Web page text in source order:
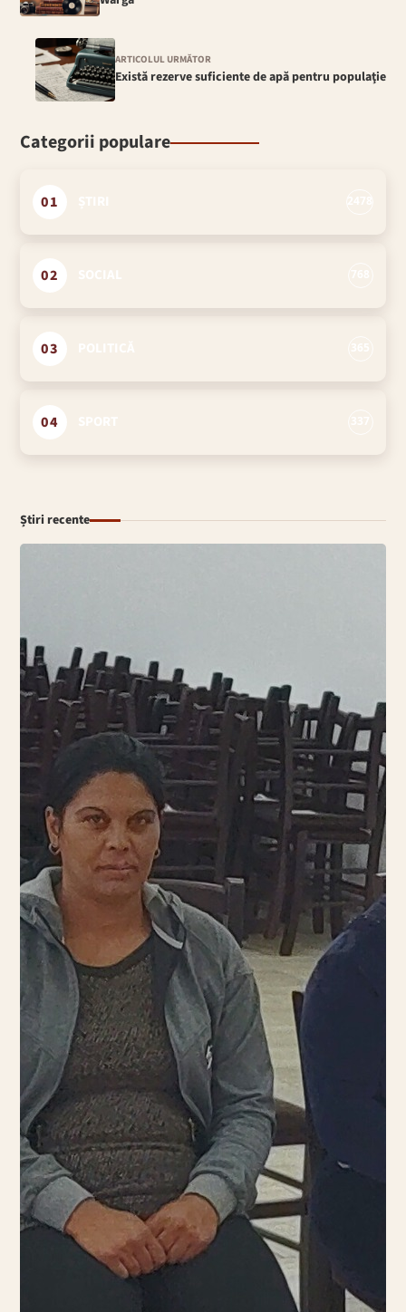
ARTICOLUL URMĂTOR
Există rezerve suficiente de apă pentru populaţie
Categorii populare
01
02
03
04
Știri recente